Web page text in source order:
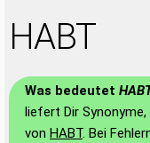
HABT
Was bedeutet
liefert Dir
von HABT. Bei